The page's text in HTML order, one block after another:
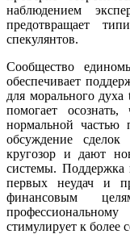
наблюдением
предотвращает
спекулянтов.
Сообщество
обеспечивает
для морального
помогает
нормальной частью
обсуждение
кругозор и дают
системы. Поддержка
первых неудач и
финансовым
стимулирует к более